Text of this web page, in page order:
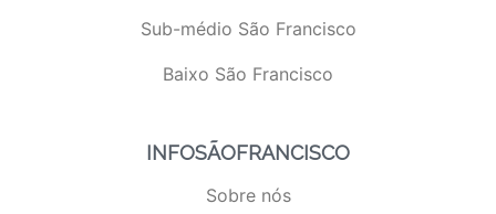
Sub-médio São Francisco
Baixo São Francisco
INFOSÃOFRANCISCO
Sobre nós